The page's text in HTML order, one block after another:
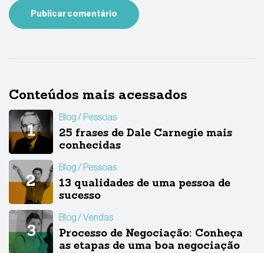
Conteúdos mais acessados
Blog Pessoas
25 frases de Dale Carnegie mais
conhecidas
Blog Pessoas
13 qualidades de uma pessoa de
sucesso
Blog Vendas
Processo de Negociação: Conheça
as etapas de uma boa negociação